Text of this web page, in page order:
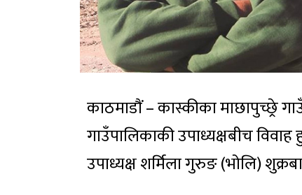
काठमाडाैं – कास्कीका माछापुच्छ्रे
गाउँपालिकाकी उपाध्यक्षबीच
उपाध्यक्ष शर्मिला गुरुङ (भोलि)